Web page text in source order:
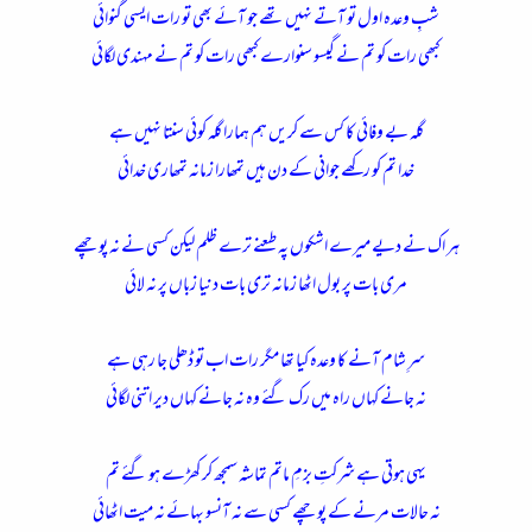
ء
شبِ وعدہ اول تو آتے نہیں تھے جو آئے بھی تو رات ایسی گنوائی
کبھی رات کو تم نے گیسو سنوارے کبھی رات کو تم نے مہندی لگائی
گلہ بے وفائی کا کس سے کریں ہم ہمارا گلہ کوئی سنتا نہیں ہے
خدا تم کو رکھے جوانی کے دن ہیں تمھارا زمانہ تمھاری خدائی
ہر اک نے دیے میرے اشکوں پہ طعنے ترے ظلم لیکن کسی نے نہ پوچھے
مری بات پر بول اٹھا زمانہ تری بات دنیا زباں پر نہ لائی
سرِ شام آنے کا وعدہ کیا تھا مگر رات اب تو ڈھلی جا رہی ہے
نہ جانے کہاں راہ میں رک گئے وہ نہ جانے کہاں دیر اتنی لگائی
یہی ہوتی ہے شرکتِ بزمِ ماتم تماشہ سمجھ کر کھڑے ہو گئے تم
نہ حالات مرنے کے پوچھے کسی سے نہ آنسو بہائے نہ میت اٹھائی​